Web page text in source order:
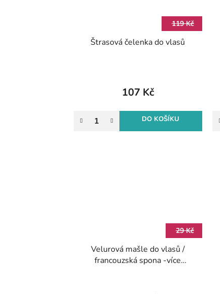
119 Kč
Štrasová čelenka do vlasů
107 Kč
DO KOŠÍKU
29 Kč
Velurová mašle do vlasů /
francouzská spona -více